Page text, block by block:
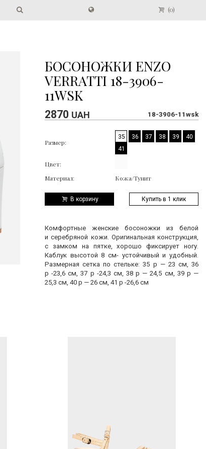
(0)
БОСОНОЖКИ ENZO
VERRATTI 18-3906-
11WSK
2870 UAH 18-3906-11wsk
Размер:
35 36 37 38 39
40
41
Цвет:
Материал:
Кожа/Тунит
В корзину Купить в 1 клик
Комфортные женские босоножки из белой
и серебряной кожи. Оригинальная конструкция,
с замком на пятке, хорошо фиксирует ногу.
Каблук высотой 8 см- устойчивый и удобный.
Размерная сетка по стельке: 35 р — 23 см, 36
р -23,6 см, 37 р -24,3 см, 38 р — 24,5 см, 39 р —
25,3 см, 40 р — 26 см, 41 р -26,6 см